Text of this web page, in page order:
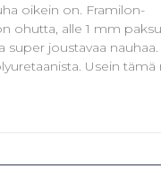
oikein on. Framilon-
ohutta, alle 1 mm
super joustavaa
Usein tämä